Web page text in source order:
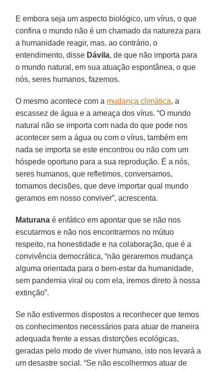
E embora seja um aspecto biológico, um vírus, o que
confina o mundo não é um chamado da natureza para
a humanidade reagir, mas, ao contrário, o
entendimento, disse Dávila, de que não importa para
o mundo natural, em sua atuação espontânea, o que
nós, seres humanos, fazemos.
O mesmo acontece com a mudança climática, a
escassez de água e a ameaça dos vírus. “O mundo
natural não se importa com nada do que pode nos
acontecer sem a água ou com o vírus, também em
nada se importa se este encontrou ou não com um
hóspede oportuno para a sua reprodução. É a nós,
seres humanos, que refletimos, conversamos,
tomamos decisões, que deve importar qual mundo
geramos em nosso conviver”, acrescenta.
Maturana é enfático em apontar que se não nos
escutarmos e não nos encontrarmos no mútuo
respeito, na honestidade e na colaboração, que é a
convivência democrática, “não geraremos mudança
alguma orientada para o bem-estar da humanidade,
sem pandemia viral ou com ela, iremos direto à nossa
extinção”.
Se não estivermos dispostos a reconhecer que temos
os conhecimentos necessários para atuar de maneira
adequada frente a essas distorções ecológicas,
geradas pelo modo de viver humano, isto nos levará a
um desastre social. “Se não escolhermos atuar de